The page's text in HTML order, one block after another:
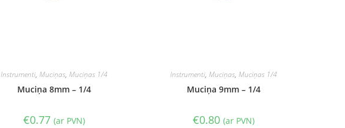
Instrumenti,Muciņas,Muciņas 1/4
Muciņa 8mm – 1/4
€0.77 (ar PVN)
Instrumenti, Muciņas, Muciņas 1/4
Muciņa 9mm – 1/4
€0.80 (ar PVN)